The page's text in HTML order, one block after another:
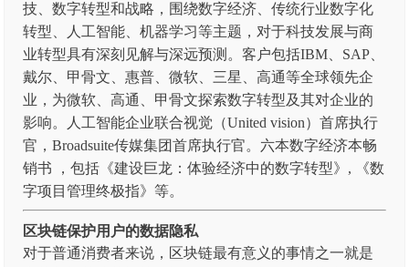
技、数字转型和战略，围绕数字经济、传统行业数字化
转型、人工智能、机器学习等主题，对于科技发展与商
业转型具有深刻见解与深远预测。客户包括IBM、SAP、
戴尔、甲骨文、惠普、微软、三星、高通等全球领先企
业，为微软、高通、甲骨文探索数字转型及其对企业的
影响。人工智能企业联合视觉（United vision）首席执行
官，Broadsuite传媒集团首席执行官。六本数字经济本畅
销书 ，包括《建设巨龙：体验经济中的数字转型》, 《数
字项目管理终极指》等。
区块链保护用户的数据隐私
对于普通消费者来说，区块链最有意义的事情之一就是